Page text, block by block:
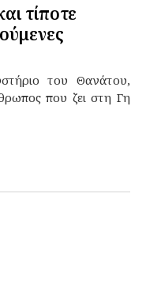
τίποτε
του Θανάτου,
που ζει στη Γη